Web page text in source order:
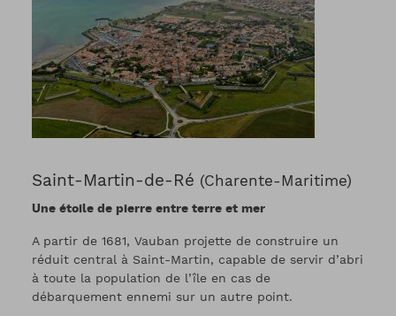
Saint-Martin-de-Ré (Charente-Maritime)
Une étoile de pierre entre terre et mer
A partir de 1681, Vauban projette de construire un
réduit central à Saint-Martin, capable de servir d’abri
à toute la population de l’île en cas de
débarquement ennemi sur un autre point.